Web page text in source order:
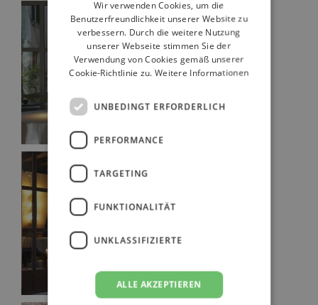
GERMAN
RUSSIAN
ENGLISH
Wir verwenden Cookies, um die
Benutzerfreundlichkeit unserer Website zu
verbessern. Durch die weitere Nutzung
unserer Webseite stimmen Sie der
Verwendung von Cookies gemäß unserer
Cookie-Richtlinie zu. Weitere Informationen
UNBEDINGT ERFORDERLICH
PERFORMANCE
TARGETING
FUNKTIONALITÄT
UNKLASSIFIZIERTE
ALLE AKZEPTIEREN